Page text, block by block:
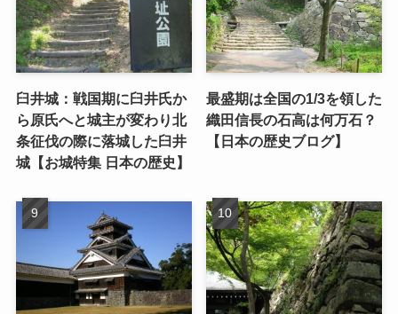
臼井城：戦国期に臼井氏か
ら原氏へと城主が変わり北
条征伐の際に落城した臼井
城【お城特集 日本の歴史】
最盛期は全国の1/3を領した
織田信長の石高は何万石？
【日本の歴史ブログ】